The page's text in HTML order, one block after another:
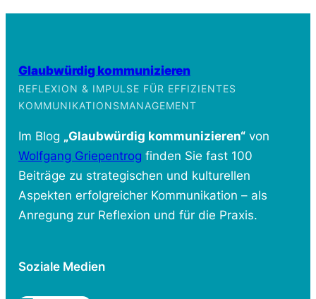
Glaubwürdig kommunizieren
REFLEXION & IMPULSE FÜR EFFIZIENTES
KOMMUNIKATIONSMANAGEMENT
Im Blog „Glaubwürdig kommunizieren“von
Wolfgang Griepentrog finden Sie fast 100
Beiträge zu strategischen und kulturellen
Aspekten erfolgreicher Kommunikation – als
Anregung zur Reflexion und für die Praxis.
Soziale Medien